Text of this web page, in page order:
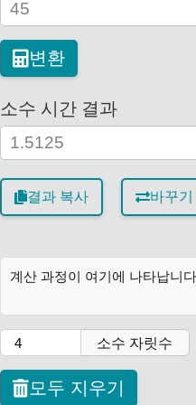
변환
소수 시간 결과
결과 복사 바꾸기
계산 과정이 여기에 나타납니
소수 자릿수
모두 지우기